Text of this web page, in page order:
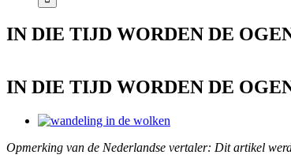
IN DIE TIJD WORDEN DE
IN DIE TIJD WORDEN DE
View
Image
Opmerking van de Nederlandse vertaler: Dit artikel